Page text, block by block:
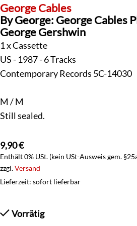
George Cables
By George: George Cables
George Gershwin
1 x Cassette
US - 1987 - 6 Tracks
Contemporary Records 5C-14030
M / M
Still sealed.
9,90€
Enthält 0% USt. (kein USt-Ausweis gem.
zzgl.Versand
Lieferzeit: sofort lieferbar
Vorrätig